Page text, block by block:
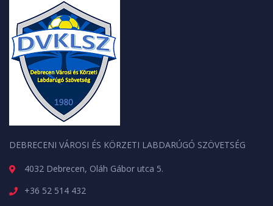
DEBRECENI VÁROSI ÉS KÖRZETI LABDARÚGÓ SZÖVETSÉG
4032 Debrecen, Oláh Gábor utca 5.
+36 52 514 432